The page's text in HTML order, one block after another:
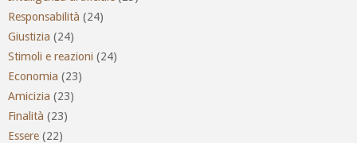
Responsabilità (24)
Giustizia (24)
Stimoli e reazioni (24)
Economia (23)
Amicizia (23)
Finalità (23)
Essere (22)